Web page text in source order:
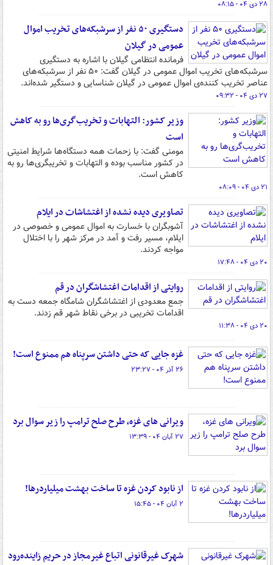
۲۸ دی ۰۴ - ۰۸:۱۵
دستگیری ۵۰ نفر از سرشبکه‌های تخریب اموال
عمومی در گیلان
فرمانده انتظامی گیلان با اشاره به دستگیری
سرشبکه‌های تخریب اموال عمومی در گیلان گفت: ۵۰ نفر از سرشبکه‌های
عناصر تخریب کننده‌ی اموال عمومی در گیلان شناسایی و دستگیر شده‌اند.
۲۷ دی ۰۴ - ۰۹:۳۲
وزیر کشور: التهابات و تخریب‌گری‌ها رو به کاهش
است
مومنی گفت: با زحمات همه دستگاه‌ها شرایط امنیتی
در کشور مناسب بوده و التهابات و تخریبگری‌ها رو به
کاهش است.
۲۱ دی ۰۴ - ۰۸:۰۹
تصاویری دیده نشده از اغتشاشات در ایلام
آشوبگران با خسارت به اموال عمومی و خصوصی در
ایلام، مسیر رفت و آمد در مرکز شهر را با اختلال
مواجه کردند.
۲۰ دی ۰۴ - ۱۷:۴۸
روایتی از اقدامات اغتشاشگران در قم
جمع معدودی از اغتشاشگران شامگاه جمعه دست به
اقدامات تخریبی در برخی نقاط شهر قم زدند.
۲۰ دی ۰۴ - ۱۱:۳۸
غزه جایی که حتی داشتن سرپناه هم ممنوع است!
۲۶ آذر ۰۴ - ۲۳:۲۷
ویرانی های غزه، طرح صلح ترامپ را زیر سوال برد
۲۷ آبان ۰۴ - ۱۳:۳۹
از نابود کردن غزه تا ساخت بهشت میلیاردرها!
۲ آبان ۰۴ - ۱۵:۴۵
شهرک غیرقانونی اتباع غیرمجاز در حریم زاینده‌رود